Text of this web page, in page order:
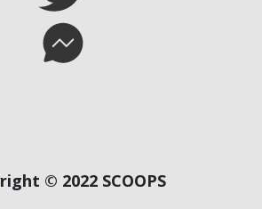
© 2022 SCOOPS